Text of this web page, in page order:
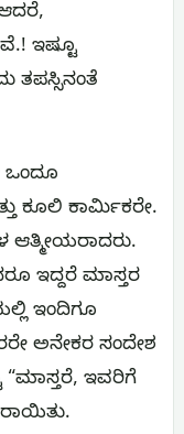
ಇಷ್ಟೂ
ತಪಸ್ಸಿನಂತೆ
ಒಂದೂ
ಕೂಲಿ ಕಾರ್ಮಿಕರೇ.
ಇದ್ದರೆ ಮಾಸ್ತರ
ಇಂದಿಗೂ
ಅನೇಕರ ಸಂದೇಶ
ಇವರಿಗೆ